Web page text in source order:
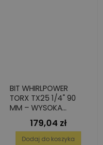
BIT WHIRLPOWER
TORX TX25 1/4" 90
MM – WYSOKA
TRWAŁOŚĆ 10 SZT.
Cena
179,04 zł
Dodaj do koszyka